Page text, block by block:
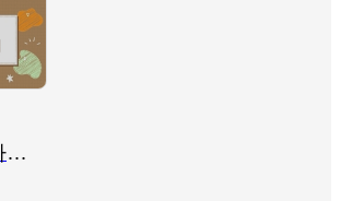
콘텐츠 제작자를 위한 문화다양성의 이해